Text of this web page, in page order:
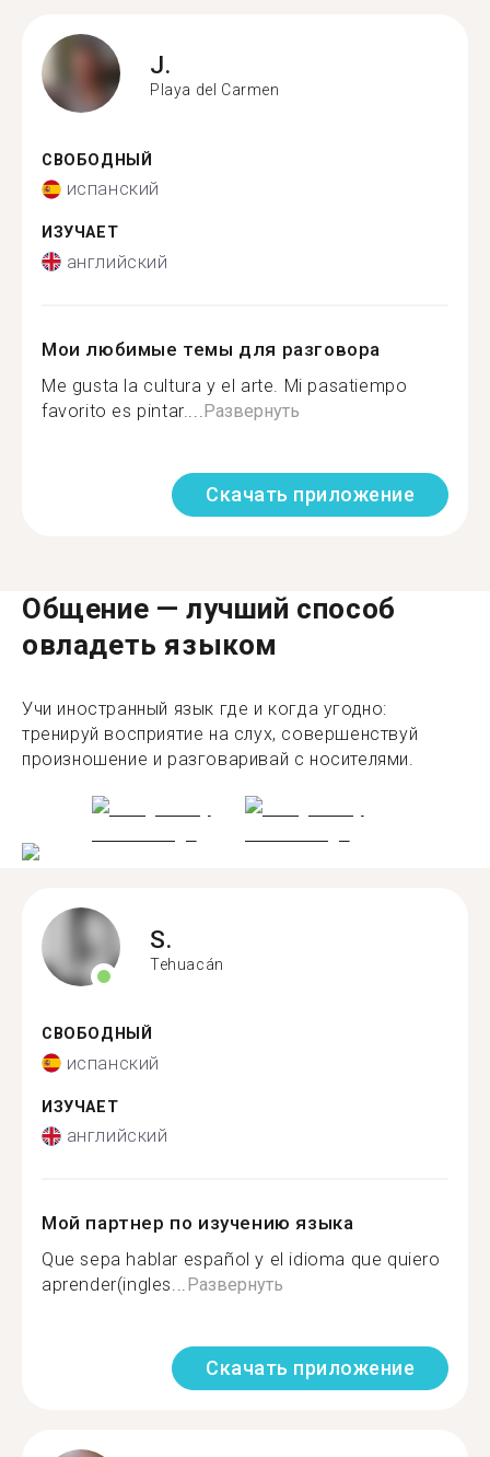
J.
Playa del Carmen
СВОБОДНЫЙ
испанский
ИЗУЧАЕТ
английский
Мои любимые темы для разговора
Me gusta la cultura y el arte. Mi pasatiempo
favorito es pintar.... Развернуть
Скачать приложение
Общение — лучший способ
овладеть языком
Учи иностранный язык где и когда угодно:
тренируй восприятие на слух, совершенствуй
произношение и разговаривай с носителями.
S.
Tehuacán
СВОБОДНЫЙ
испанский
ИЗУЧАЕТ
английский
Мой партнер по изучению языка
Que sepa hablar español y el idioma que quiero
aprender(ingles...Развернуть
Скачать приложение